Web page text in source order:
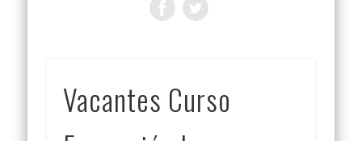
Vacantes Curso